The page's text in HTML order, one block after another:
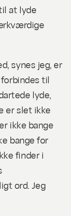
at lyde
synes jeg, er
til
lyde,
erslet ikke
ikke bange
bange for
finder i
ord. Jeg